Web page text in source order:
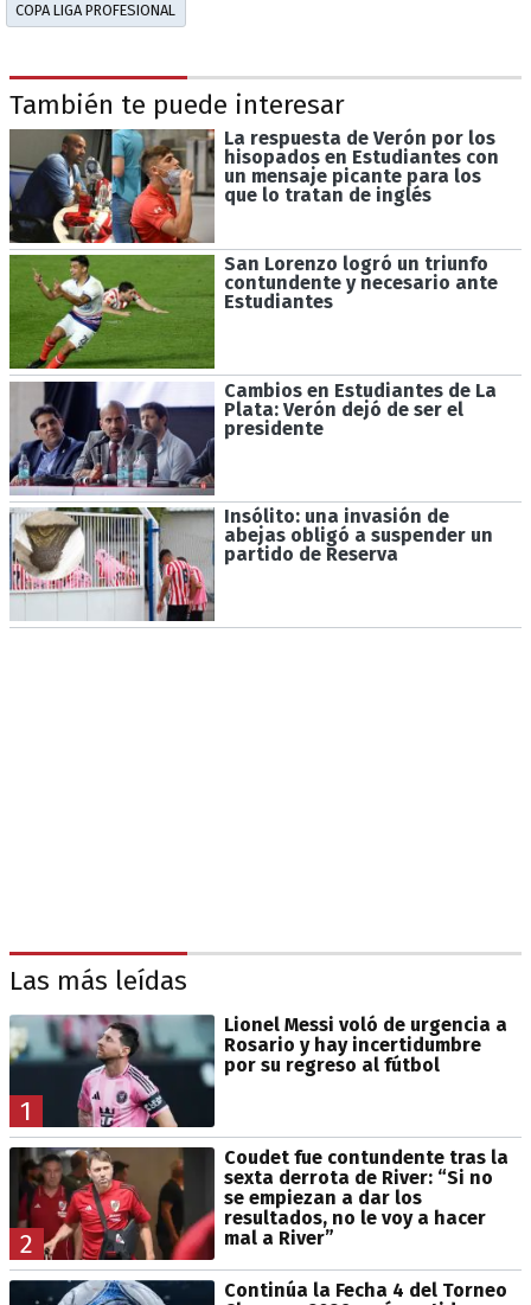
COPA LIGA PROFESIONAL
También te puede interesar
La respuesta de Verón por los
hisopados en Estudiantes con
un mensaje picante para los
que lo tratan de inglés
San Lorenzo logró un triunfo
contundente y necesario ante
Estudiantes
Cambios en Estudiantes de La
Plata: Verón dejó de ser el
presidente
Insólito: una invasión de
abejas obligó a suspender un
partido de Reserva
Las más leídas
1
Lionel Messi voló de urgencia a
Rosario y hay incertidumbre
por su regreso al fútbol
2
Coudet fue contundente tras la
sexta derrota de River: “Si no
se empiezan a dar los
resultados, no le voy a hacer
mal a River”
Continúa la Fecha 4 del Torneo